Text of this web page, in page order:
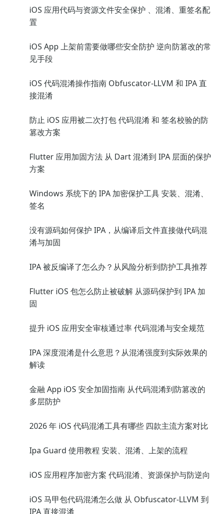
iOS 应用代码与资源文件安全保护 、混淆、重签名配
置
iOS App 上架前需要做哪些安全防护 逆向防篡改的常
见手段
iOS 代码混淆操作指南 Obfuscator-LLVM 和 IPA 直
接混淆
防止 iOS 应用被二次打包 代码混淆 和 签名校验的防
篡改方案
Flutter 应用加固方法 从 Dart 混淆到 IPA 层面的保护
方案
Windows 系统下的 IPA 加密保护工具 安装、混淆、
签名
没有源码如何保护 IPA，从编译后文件直接做代码混
淆与加固
IPA 被反编译了怎么办？从风险分析到防护工具推荐
Flutter iOS 包怎么防止被破解 从源码保护到 IPA 加
固
提升 iOS 应用安全审核通过率 代码混淆与安全规范
IPA 深度混淆是什么意思？从混淆强度到实际效果的
解读
金融 App iOS 安全加固指南 从代码混淆到防篡改的
多层防护
2026 年 iOS 代码混淆工具有哪些 四款主流方案对比
Ipa Guard 使用教程 安装、混淆、上架的流程
iOS 应用程序加密方案 代码混淆、资源保护与防逆向
iOS 马甲包代码混淆怎么做 从 Obfuscator-LLVM 到
IPA 直接混淆